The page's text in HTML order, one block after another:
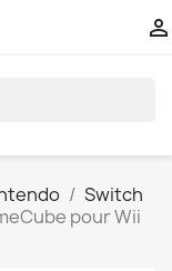

Switch
pour Wii